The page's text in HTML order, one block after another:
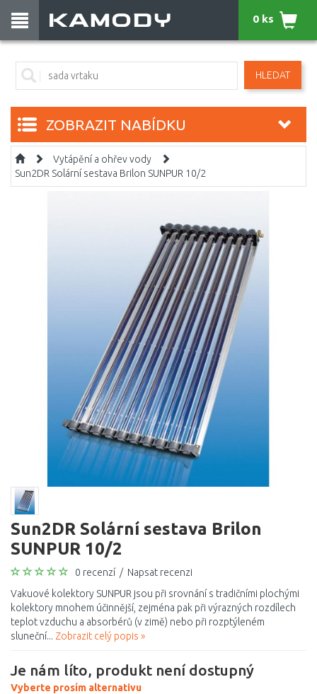
HLEDAT
0 ks
ZOBRAZIT NABÍDKU
Vytápění a ohřev vody
Sun2DR Solární sestava Brilon SUNPUR 10/2
Sun2DR Solární sestava Brilon
SUNPUR 10/2
0 recenzí / Napsat recenzi
Vakuové kolektory SUNPUR jsou při srovnání s tradičními plochými
kolektory mnohem účinnější, zejména pak při výrazných rozdílech
teplot vzduchu a absorbérů (v zimě) nebo při rozptýleném
sluneční... Zobrazit celý popis »
Je nám líto, produkt není dostupný
Vyberte prosím alternativu